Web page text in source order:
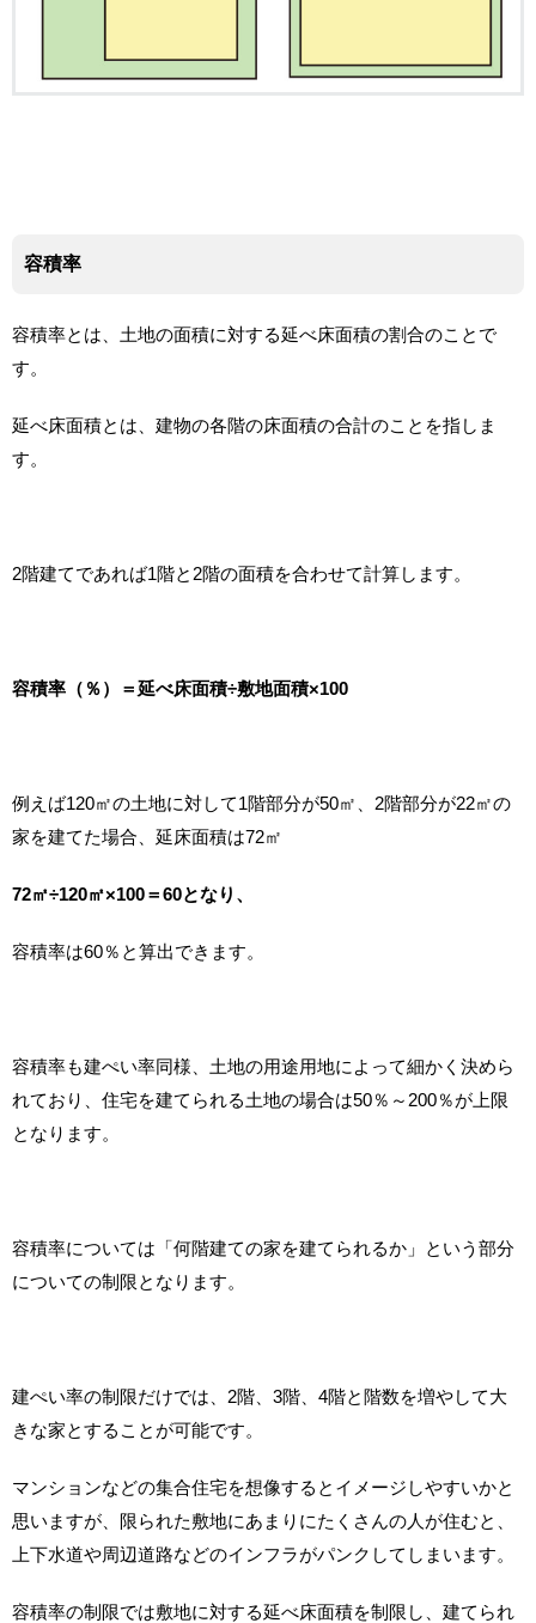
容積率
容積率とは、土地の面積に対する延べ床面積の割合のことで
す。
延べ床面積とは、建物の各階の床面積の合計のことを指しま
す。
2階建てであれば1階と2階の面積を合わせて計算します。
容積率（％）＝延べ床面積÷敷地面積×100
例えば120㎡の土地に対して1階部分が50㎡、2階部分が22㎡の
家を建てた場合、延床面積は72㎡
72㎡÷120㎡×100＝60となり、
容積率は60％と算出できます。
容積率も建ぺい率同様、土地の用途用地によって細かく決めら
れており、住宅を建てられる土地の場合は50％～200％が上限
となります。
容積率については「何階建ての家を建てられるか」という部分
についての制限となります。
建ぺい率の制限だけでは、2階、3階、4階と階数を増やして大
きな家とすることが可能です。
マンションなどの集合住宅を想像するとイメージしやすいかと
思いますが、限られた敷地にあまりにたくさんの人が住むと、
上下水道や周辺道路などのインフラがパンクしてしまいます。
容積率の制限では敷地に対する延べ床面積を制限し、建てられ